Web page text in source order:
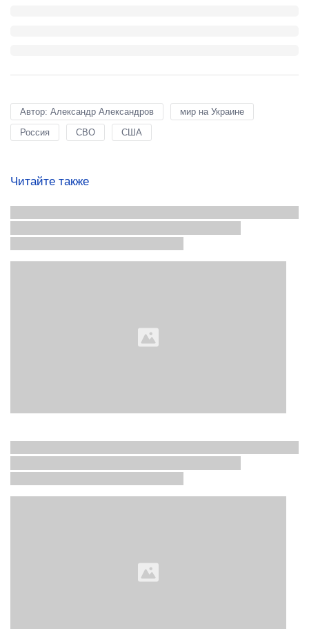
Автор: Александр Александров
мир на Украине
Россия
СВО США
Читайте также